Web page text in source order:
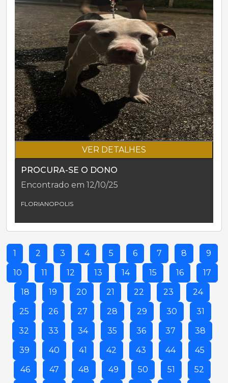
VER DETALHES
PROCURA-SE O DONO
Encontrado em 12/10/25
FLORIANOPOLIS
1 2 3 4 5 6 7 8
9
10
11 12 13 14 15 16
17
18
19 20 21 22 23
24
25
26 27 28 29 30
31
32
33 34 35 36 37
38
39
40 41 42 43 44
45
46
47 48 49 50 51
52